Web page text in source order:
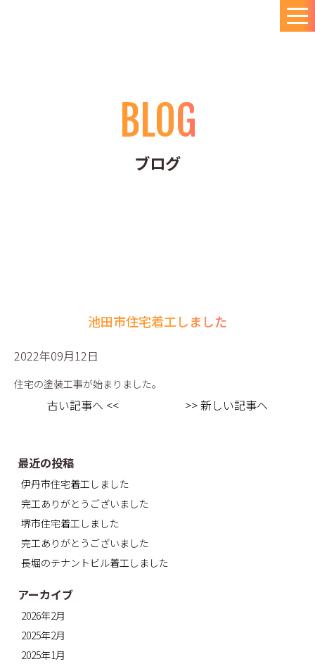
BLOG
ブログ
池田市住宅着工しました
2022年09月12日
住宅の塗装工事が始まりました。
古い記事へ << >> 新しい記事へ
最近の投稿
伊丹市住宅着工しました
完工ありがとうございました
堺市住宅着工しました
完工ありがとうございました
長堀のテナントビル着工しました
アーカイブ
2026年2月
2025年2月
2025年1月